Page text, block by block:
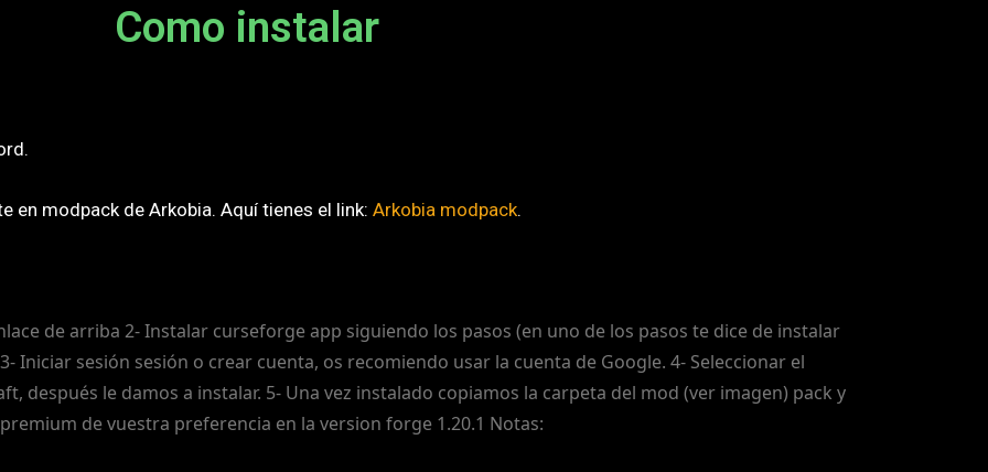
Como instalar
.
en modpack de Arkobia. Aquí tienes el link: Arkobia modpack.
de arriba 2- Instalar curseforge app siguiendo los pasos (en uno de los pasos te dice de instalar
Iniciar sesión sesión o crear cuenta, os recomiendo usar la cuenta de Google. 4- Seleccionar el
después le damos a instalar. 5- Una vez instalado copiamos la carpeta del mod (ver imagen) pack y
de vuestra preferencia en la version forge 1.20.1 Notas: